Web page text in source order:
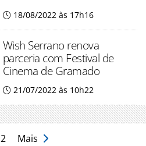
18/08/2022 às 17h16
Wish Serrano renova
parceria com Festival de
Cinema de Gramado
21/07/2022 às 10h22
2 Mais